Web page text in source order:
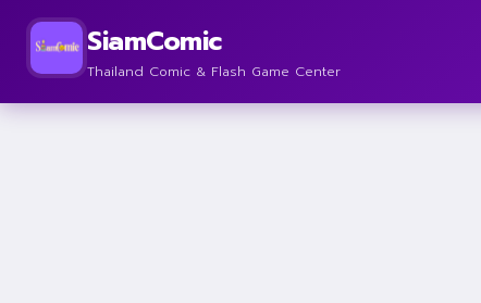
SiamComic
Thailand Comic & Flash Game Center